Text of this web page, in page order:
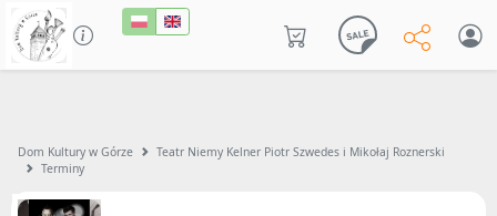
Dom Kultury w Górze
Teatr Niemy Kelner Piotr Szwedes i Mikołaj Roznerski
Terminy